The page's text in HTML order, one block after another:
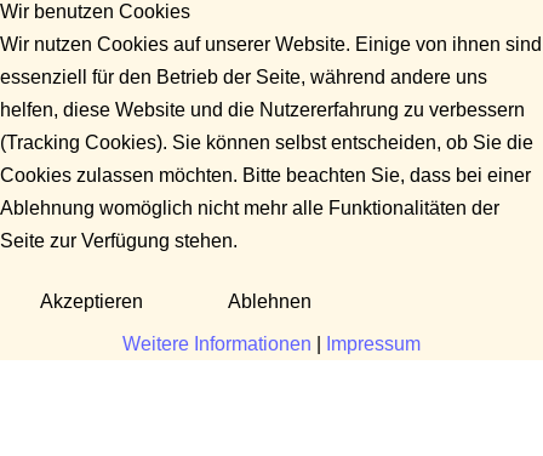
Wir benutzen Cookies
Wir nutzen Cookies auf unserer Website. Einige von ihnen sind
essenziell für den Betrieb der Seite, während andere uns
helfen, diese Website und die Nutzererfahrung zu verbessern
(Tracking Cookies). Sie können selbst entscheiden, ob Sie die
Cookies zulassen möchten. Bitte beachten Sie, dass bei einer
Ablehnung womöglich nicht mehr alle Funktionalitäten der
Seite zur Verfügung stehen.
Akzeptieren Ablehnen
Weitere Informationen Impressum